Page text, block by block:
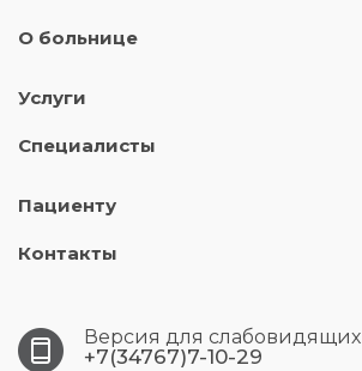
О больнице
Услуги
Специалисты
Пациенту
Контакты
Версия для слабовидящих
+7(34767)7-10-29